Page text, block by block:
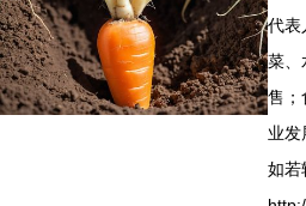
代表
菜、
售；
业发
如若